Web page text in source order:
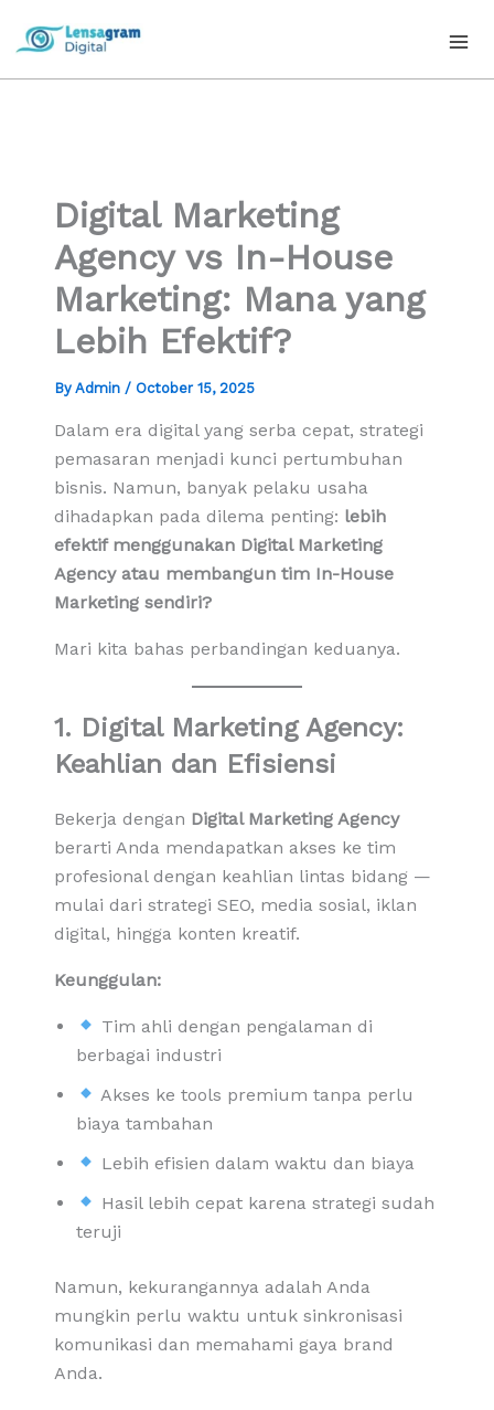
Digital Marketing
Agency vs In-House
Marketing: Mana yang
Lebih Efektif?
By Admin / October 15, 2025
Dalam era digital yang serba cepat, strategi
pemasaran menjadi kunci pertumbuhan
bisnis. Namun, banyak pelaku usaha
dihadapkan pada dilema penting: lebih
efektif menggunakan Digital Marketing
Agency atau membangun tim In-House
Marketing sendiri?
Mari kita bahas perbandingan keduanya.
1. Digital Marketing Agency:
Keahlian dan Efisiensi
Bekerja dengan Digital Marketing Agency
berarti Anda mendapatkan akses ke tim
profesional dengan keahlian lintas bidang —
mulai dari strategi SEO, media sosial, iklan
digital, hingga konten kreatif.
Keunggulan:
Tim ahli dengan pengalaman di
berbagai industri
Akses ke tools premium tanpa perlu
biaya tambahan
Lebih efisien dalam waktu dan biaya
Hasil lebih cepat karena strategi sudah
teruji
Namun, kekurangannya adalah Anda
mungkin perlu waktu untuk sinkronisasi
komunikasi dan memahami gaya brand
Anda.